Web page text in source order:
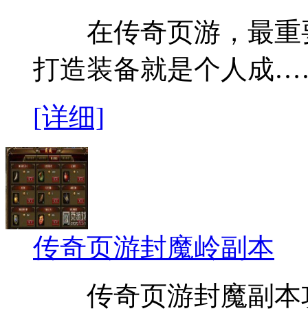
在传奇页游，最重
打造装备就是个人成
[详细]
传奇页游封魔岭副本
传奇页游封魔副本